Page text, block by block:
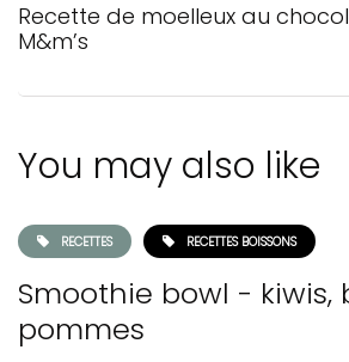
Recette de moelleux au
M&m’s
You may also like
RECETTES RECETTES BOISSONS
Smoothie bowl - kiwis,
pommes